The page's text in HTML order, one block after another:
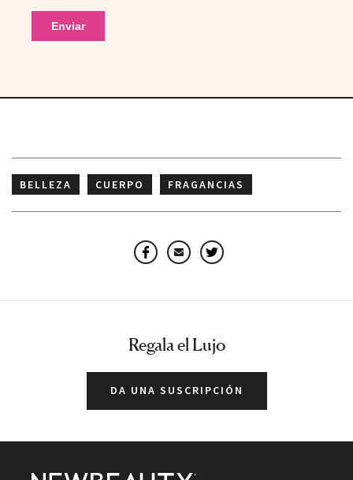
BELLEZA CUERPO
FRAGANCIAS
PERFUMES
Facebook
EmailTwitter
Regala el Lujo
DA UNA SUSCRIPCIÓN